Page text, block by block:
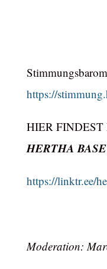
https://
HIER
HERTHA
https://linktr.ee/
Moderation: